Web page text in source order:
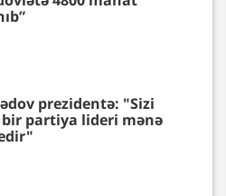
prezidentə: "Sizi
partiya lideri mənə